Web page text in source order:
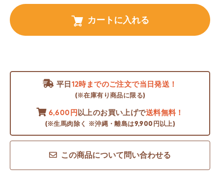
カートに入れる
平日 12時までのご注文で当日発送！
(※在庫有り商品に限る)
6,600円 以上のお買い上げで送料無料！
(※生馬肉除く ※沖縄・離島は9,900円以上)
この商品について問い合わせる